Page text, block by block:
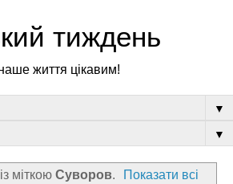
тиждень
життя цікавим!
▼
▼
міткою Суворов.
Показати всі